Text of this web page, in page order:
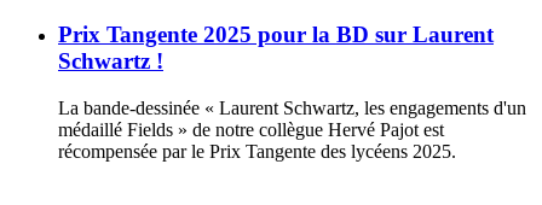
Prix Tangente 2025 pour la BD sur Laurent
Schwartz !
La bande-dessinée « Laurent Schwartz, les engagements d'un
médaillé Fields » de notre collègue Hervé Pajot est
récompensée par le Prix Tangente des lycéens 2025.